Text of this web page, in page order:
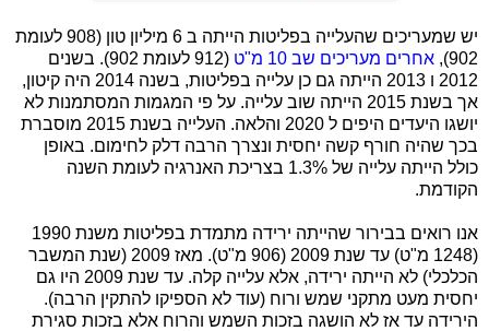
יש שמעריכים שהעלייה בפליטות הייתה ב 6 מיליון טון (908 לעומת
902),
אחרים מעריכים שב 10 מ"ט
(912 לעומת 902). בשנים
2012 ו 2013 הייתה גם כן עלייה בפליטות, בשנה 2014 היה קיטון,
אך בשנת 2015 הייתה שוב עלייה. על פי המגמות המסתמנות לא
יושגו היעדים היפים ל 2020 והלאה. העלייה בשנת 2015 מוסברת
בכך שהיה חורף קשה יחסית ונצרך הרבה דלק לחימום. באופן
כולל הייתה עלייה של 1.3% בצריכת האנרגיה לעומת השנה
הקודמת.
אנו רואים בבירור שהייתה ירידה מתמדת בפליטות משנת 1990
(1248 מ"ט) עד שנת 2009 (906 מ"ט). מאז 2009 (שנת המשבר
הכלכלי) לא הייתה ירידה, אלא עלייה קלה. עד שנת 2009 היו גם
יחסית מעט מתקני שמש ורוח (עוד לא הספיקו להתקין הרבה).
הירידה עד אז לא הושגה בזכות השמש והרוח אלא בזכות סגירת